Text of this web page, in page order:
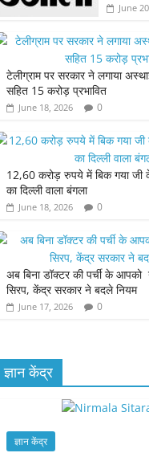
June
टेलीग्राम पर सरकार ने लगाया
सहित 15 करोड़ प्रभावित
June 18, 2026 0
12,60 करोड़ रुपये में बिक गया जी
का दिल्ली वाला बंगला
June 18, 2026 0
अब बिना डॉक्टर की पर्ची के आपको
सिरप, केंद्र सरकार ने बदले नियम
June 17, 2026 0
ज्ञान केंद्र
ज्ञान केंद्र